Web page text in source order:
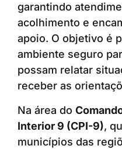
garantindo
acolhimento e
apoio. O objetivo é
ambiente seguro
possam relatar
receber as
Na área do
Interior 9 (CPI-9),
municípios das